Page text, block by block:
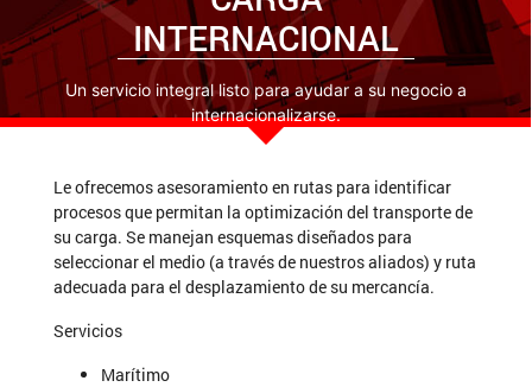
Documental
Servicios
Agenciamiento
de carga
administrativas,
procesales,
judiciales y de
entes de
INTERNACIONAL
Un servicio integral listo para ayudar a su negocio a
internacionalizarse.
Le ofrecemos asesoramiento en rutas para identificar
procesos que permitan la optimización del transporte de
su carga. Se manejan esquemas diseñados para
seleccionar el medio (a través de nuestros aliados) y ruta
adecuada para el desplazamiento de su mercancía.
Servicios
Marítimo